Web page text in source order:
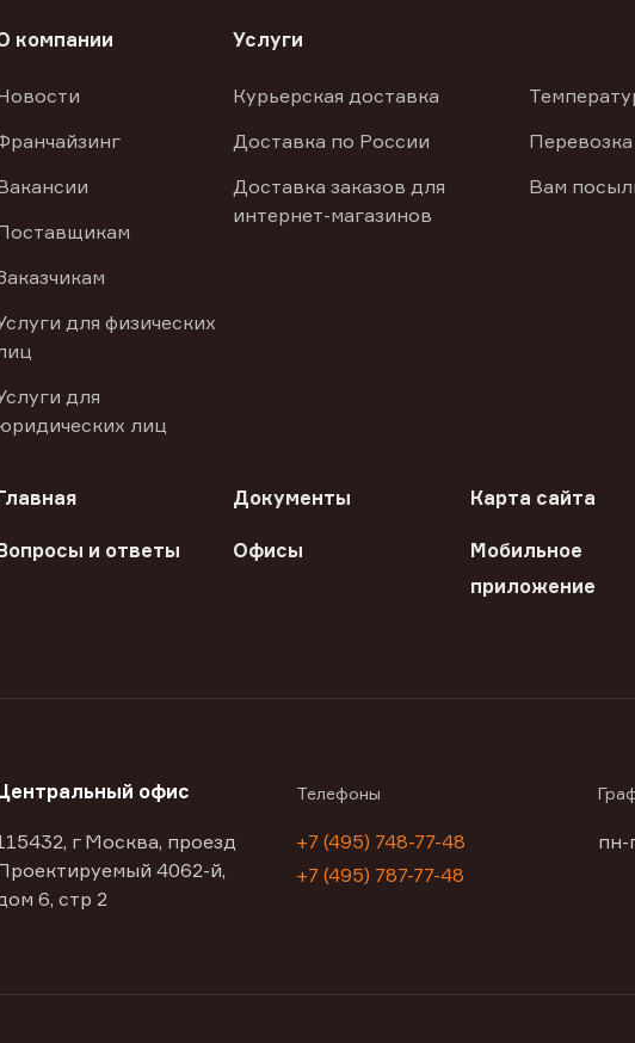
компании
для физических
для
лиц
Услуги
Курьерская доставка
Доставка по России
Доставка заказов для
интернет-магазинов
Вам
Документы Карта сайта
и ответы Офисы
Мобильное
приложение
офис
г Москва, проезд
4062-й,
6, стр 2
Телефоны
+7 (495) 748-77-48
+7 (495) 787-77-48
пн-